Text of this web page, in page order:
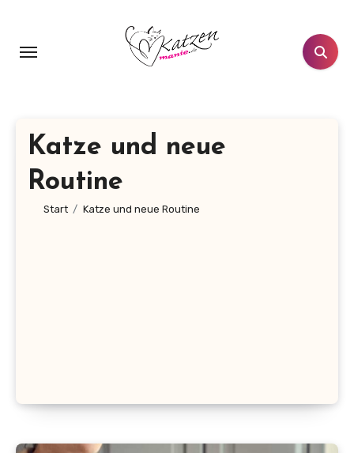
springen
Katze und neue
Routine
Start Katze und neue Routine